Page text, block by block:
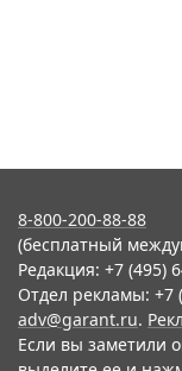
8-800-200-88-88
(бесплатный
Редакция: +7 (495)
Отдел рекламы: +7
adv@garant.ru.
Если вы заметили